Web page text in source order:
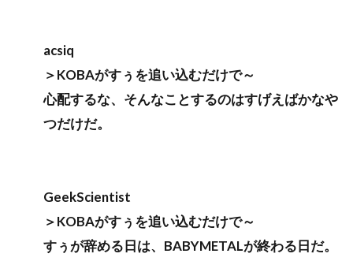
acsiq
＞KOBAがすぅを追い込むだけで～
心配するな、そんなことするのはすげえばかなや
つだけだ。
GeekScientist
＞KOBAがすぅを追い込むだけで～
すぅが辞める日は、BABYMETALが終わる日だ。